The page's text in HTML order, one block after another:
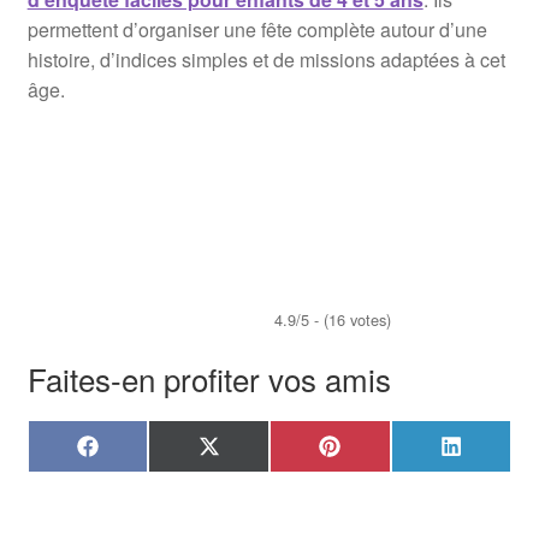
permettent d’organiser une fête complète autour d’une
histoire, d’indices simples et de missions adaptées à cet
âge.
4.9/5 - (16 votes)
Faites-en profiter vos amis
Share
on
F
a
Share
on
X
(
Share
on
P
i
Share
on
L
i